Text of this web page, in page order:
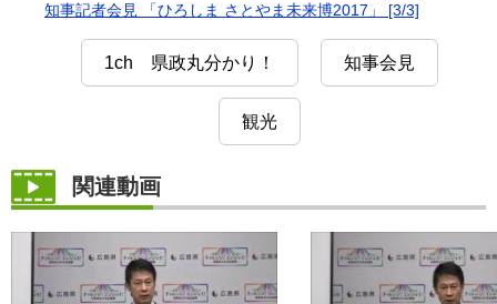
知事記者会見 「ひろしま さとやま未来博2017」 [3/3]
1ch 県政丸分かり！ 知事会見
観光
関連動画